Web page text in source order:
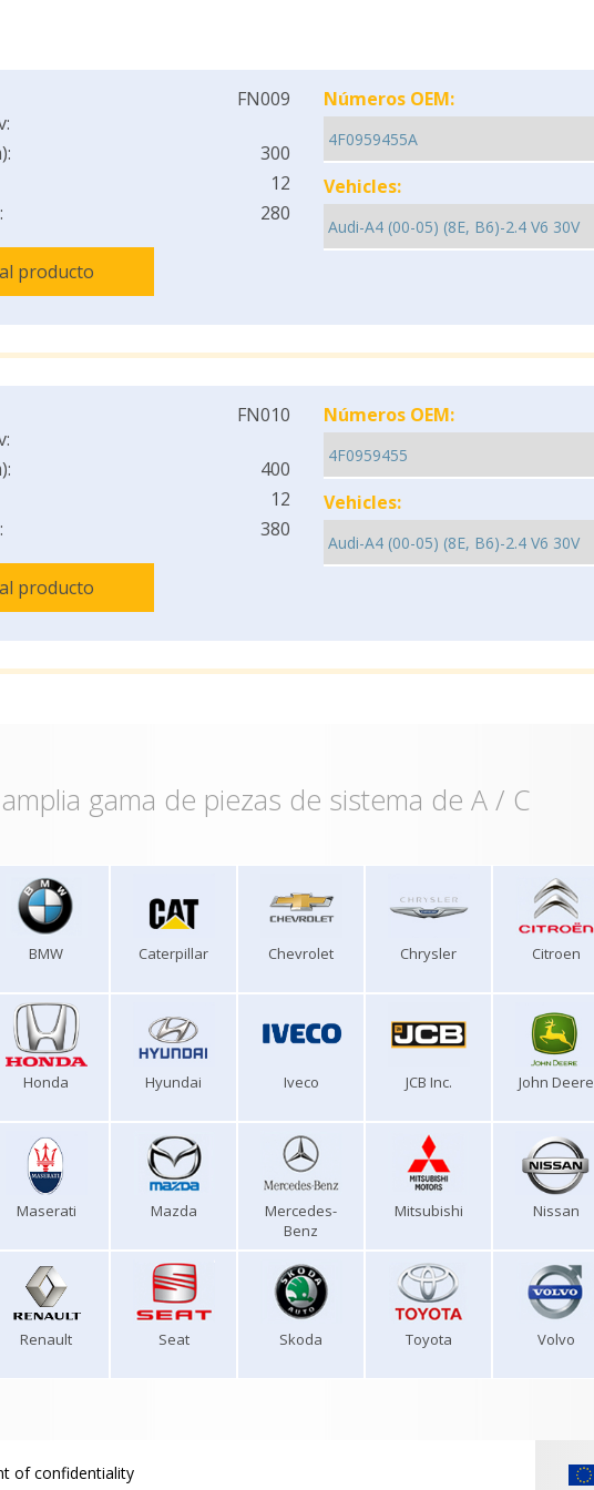
FN009
300
12
280
producto
Números OEM:
Vehicles:
FN010
400
12
380
producto
Números OEM:
Vehicles:
gama de piezas de sistema de A / C
BMW Caterpillar Chevrolet Chrysler Citroen
Honda Hyundai Iveco JCB Inc. John Deere
Maserati Mazda
Mercedes-
Benz
Mitsubishi Nissan
Renault Seat Skoda Toyota Volvo
of confidentiality